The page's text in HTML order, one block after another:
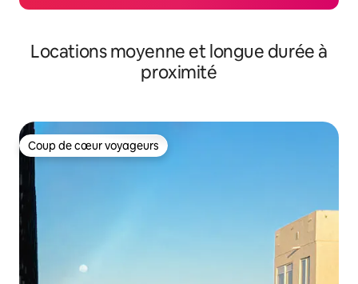
Locations moyenne et longue durée à
proximité
Coup de cœur voyageurs
Coup de cœur voyageurs